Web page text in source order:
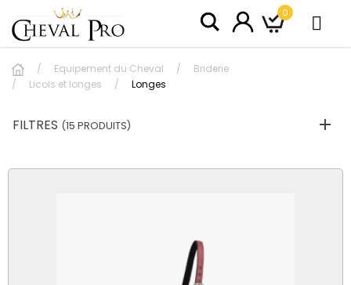
0
Equipement du Cheval
Briderie
Licols et longes
Longes
FILTRES (15 PRODUITS)